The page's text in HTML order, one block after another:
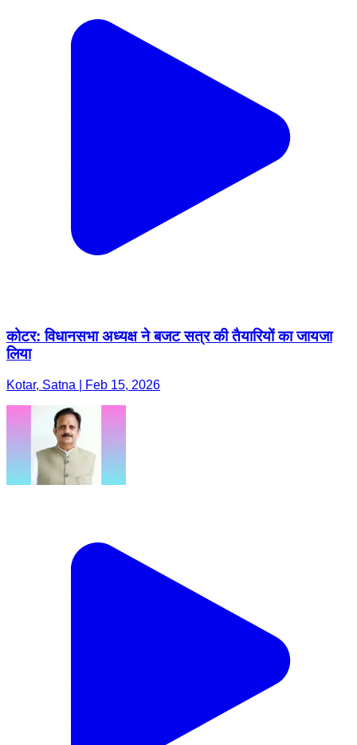
कोटर: विधानसभा अध्यक्ष ने बजट सत्र की तैयारियों का जायजा
लिया
Kotar, Satna | Feb 15, 2026